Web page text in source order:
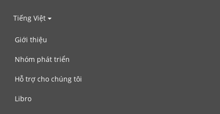
Tiếng Việt
Giới thiệu
Nhóm phát triển
Hỗ trợ cho chúng tôi
Libro